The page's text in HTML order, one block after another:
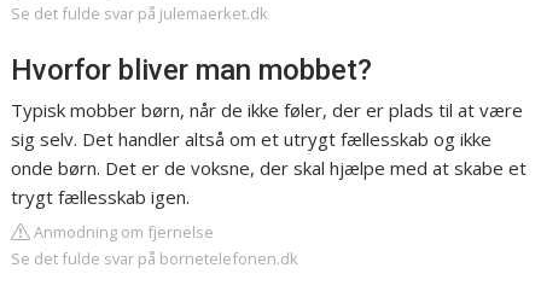
Se det fulde svar på julemaerket.dk
Hvorfor bliver man mobbet?
Typisk mobber børn, når de ikke føler, der er plads til at være
sig selv. Det handler altså om et utrygt fællesskab og ikke
onde børn. Det er de voksne, der skal hjælpe med at skabe et
trygt fællesskab igen.
Anmodning om fjernelse
Se det fulde svar på bornetelefonen.dk